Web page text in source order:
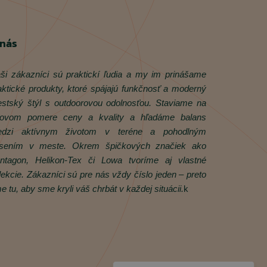
zákazníci sú praktickí ľudia a my im prinášame
produkty, ktoré spájajú funkčnosť a moderný
štýl s outdoorovou odolnosťou. Staviame na
pomere ceny a kvality a hľadáme balans
aktívnym životom v teréne a pohodlným
v meste. Okrem špičkových značiek ako
Helikon‑Tex či Lowa tvoríme aj vlastné
Zákazníci sú pre nás vždy číslo jeden – preto
tu, aby sme kryli váš chrbát v každej situácii.k